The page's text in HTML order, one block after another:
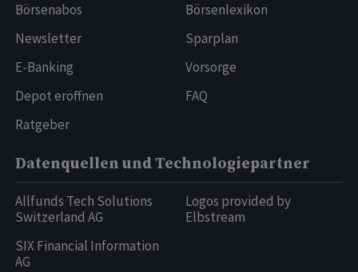
Börsenabos
Newsletter
E-Banking
Depot eröffnen
Ratgeber
Börsenlexikon
Sparplan
Vorsorge
FAQ
Datenquellen und Technologiepartner
Allfunds Tech Solutions
Switzerland AG
SIX Financial Information
AG
Logos provided by
Elbstream